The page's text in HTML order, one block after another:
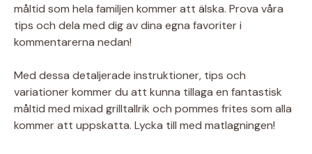
måltid som hela familjen kommer att älska. Prova våra
tips och dela med dig av dina egna favoriter i
kommentarerna nedan!
Med dessa detaljerade instruktioner, tips och
variationer kommer du att kunna tillaga en fantastisk
måltid med mixad grilltallrik och pommes frites som alla
kommer att uppskatta. Lycka till med matlagningen!